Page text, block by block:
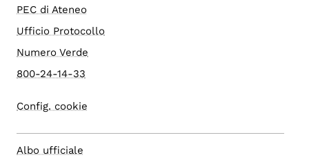
PEC di Ateneo
Ufficio Protocollo
Numero Verde
800-24-14-33
Config. cookie
Albo ufficiale